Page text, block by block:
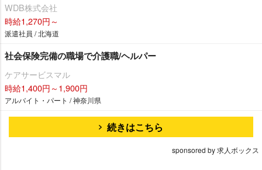
WDB株式会社
時給1,270円～
派遣社員 / 北海道
社会保険完備の職場で介護職/ヘルパー
ケアサービスマル
時給1,400円～1,900円
アルバイト・パート / 神奈川県
続きはこちら
sponsored by 求人ボックス